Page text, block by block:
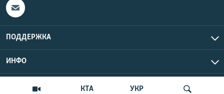
КТА УКР
ПОДДЕРЖКА
ИНФО
Copyright Крым.Реалии, 2026 | Все права защищены.
UTC+3